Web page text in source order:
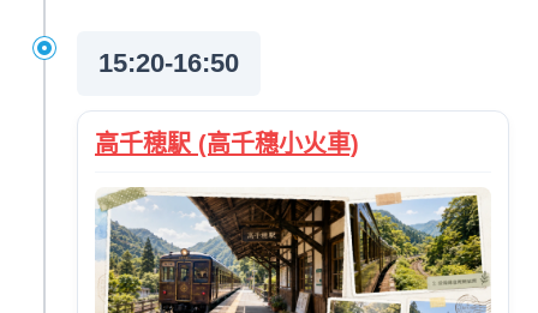
15:20-16:50
高千穂駅 (高千穗小火車)